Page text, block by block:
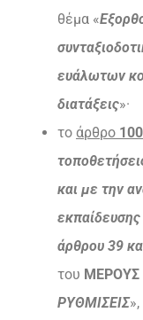
θέμα «
ευάλωτων
διατάξεις»·
το άρθρο 100
και με την
άρθρου 39
του ΜΕΡΟΥΣ
ΡΥΘΜΙΣΕΙΣ